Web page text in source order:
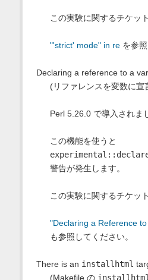
この実験に関するチケッ
"'strict' mode" in reを参照
Declaring a reference to a
(リファレンスを変数に宣
Perl 5.26.0 で導入されま
この機能を使うと
警告が発生します。
この実験に関するチケッ
"Declaring a Reference
も参照してください。
There is an installhtml
(Makefile の installhtml